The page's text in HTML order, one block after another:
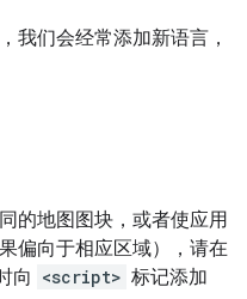
我们会经常添加新语言，
的地图图块，或者使应用
偏向于相应区域），请在
向 <script> 标记添加